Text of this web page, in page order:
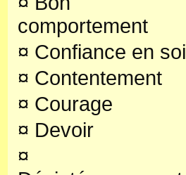
comportement
¤ Confiance en soi
¤ Contentement
¤ Courage
¤ Devoir
¤